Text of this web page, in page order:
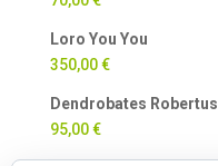
Loro You You
350,00€
Dendrobates Robertus
95,00€